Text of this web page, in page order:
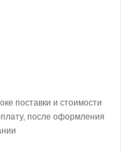
поставки и стоимости
после оформления